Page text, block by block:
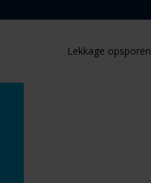
Lekkage opsporen